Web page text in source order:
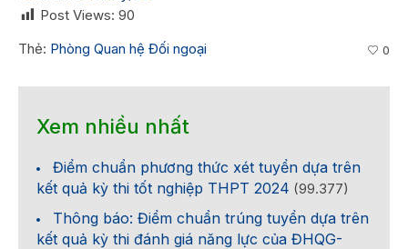
Post Views: 90
Thẻ: Phòng Quan hệ Đối ngoại 0
Xem nhiều nhất
Điểm chuẩn phương thức xét tuyển dựa trên
kết quả kỳ thi tốt nghiệp THPT 2024 (99.377)
Thông báo: Điểm chuẩn trúng tuyển dựa trên
kết quả kỳ thi đánh giá năng lực của ĐHQG-